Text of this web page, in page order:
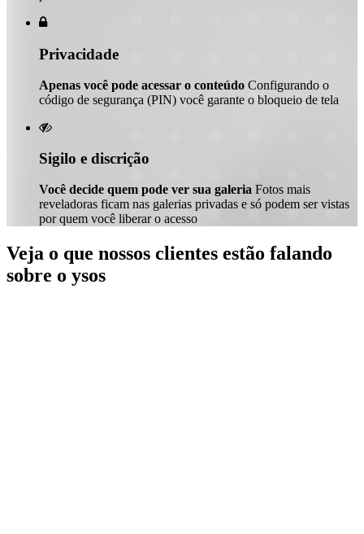

Privacidade
Apenas você pode acessar o conteúdo Configurando o
código de segurança (PIN) você garante o bloqueio de tela

Sigilo e discrição
Você decide quem pode ver sua galeria Fotos mais
reveladoras ficam nas galerias privadas e só podem ser vistas
por quem você liberar o acesso
Veja o que nossos clientes estão falando
sobre o ysos